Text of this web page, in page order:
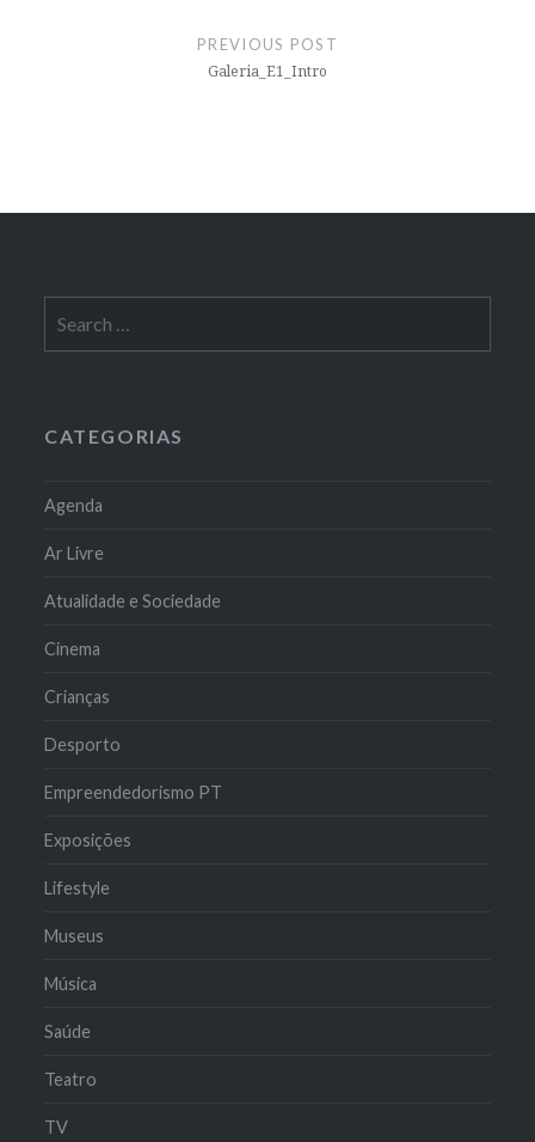
PREVIOUS POST
Galeria_E1_Intro
for:
CATEGORIAS
Agenda
Ar Livre
Atualidade e Sociedade
Cinema
Crianças
Desporto
Empreendedorismo PT
Exposições
Lifestyle
Museus
Música
Saúde
Teatro
TV